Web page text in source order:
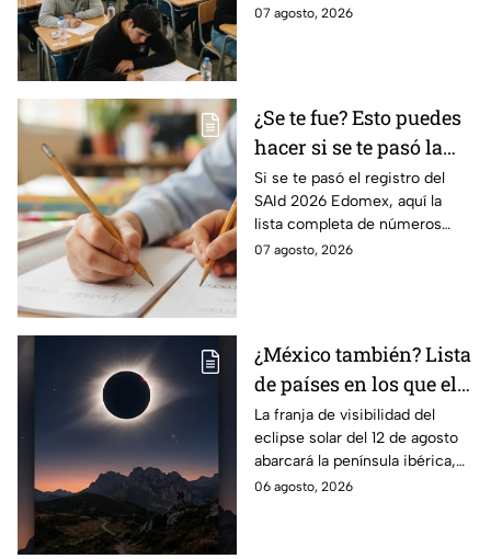
de tu cita y los puntajes
07 agosto, 2026
¿Se te fue? Esto puedes
hacer si se te pasó la
fecha de preinscripción
SAID Edomex 2026
Si se te pasó el registro del
SAId 2026 Edomex, aquí la
lista completa de números
telefónicos y correos de
07 agosto, 2026
¿México también? Lista
de países en los que el
12 de agosto se verá el
eclipse solar total y en
los que será parcial
La franja de visibilidad del
eclipse solar del 12 de agosto
abarcará la península ibérica,
por lo que solo podrá
06 agosto, 2026